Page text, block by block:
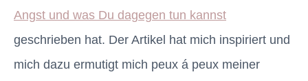
Angst und was Du dagegen tun kannst
geschrieben hat. Der Artikel hat mich inspiriert und
mich dazu ermutigt mich peux á peux meiner